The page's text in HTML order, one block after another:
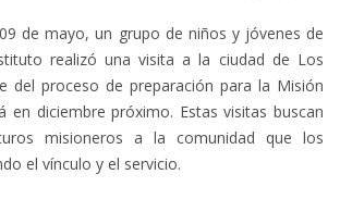
de mayo, un grupo de niños y jóvenes de
realizó una visita a la ciudad de Los
del proceso de preparación para la Misión
en diciembre próximo. Estas visitas buscan
misioneros a la comunidad que los
el vínculo y el servicio.